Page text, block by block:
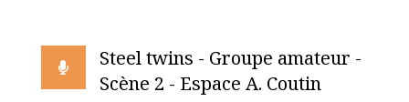

Steel twins - Groupe amateur -
Scène 2 - Espace A. Coutin